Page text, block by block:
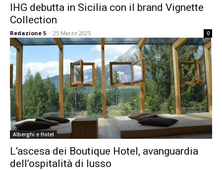
IHG debutta in Sicilia con il brand Vignette
Collection
Redazione 5 - 25 Marzo 2025 0
Alberghi e Hotel
L’ascesa dei Boutique Hotel, avanguardia
dell’ospitalità di lusso